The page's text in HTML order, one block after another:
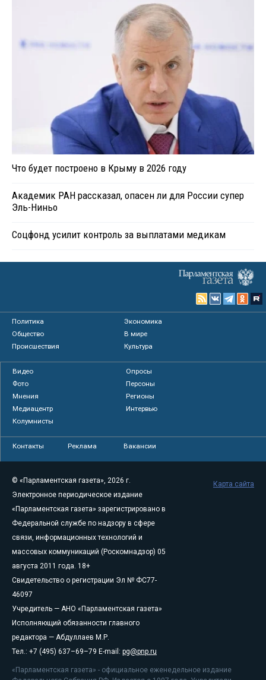
Что будет построено в Крыму в 2026 году
Академик РАН рассказал, опасен ли для России супер
Эль-Ниньо
Соцфонд усилит контроль за выплатами медикам
Политика
Экономика
Общество
В мире
Происшествия
Культура
Видео
Опросы
Фото
Персоны
Мнения
Регионы
Медиацентр
Интервью
Колумнисты
Контакты Реклама Вакансии
© «Парламентская газета», 2026 г.
Электронное периодическое издание
«Парламентская газета» зарегистрировано в
Федеральной службе по надзору в сфере
связи, информационных технологий и
массовых коммуникаций (Роскомнадзор) 05
августа 2011 года. 18+
Свидетельство о регистрации Эл № ФС77-
46097
Учредитель — АНО «Парламентская газета»
Исполняющий обязанности главного
редактора — Абдуллаев М.Р.
Тел.: +7 (495) 637–69–79 E-mail: pg@pnp.ru
«Парламентская газета» - официальное еженедельное издание
Карта сайта